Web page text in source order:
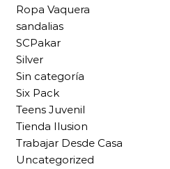
Ropa Vaquera
sandalias
SCPakar
Silver
Sin categoría
Six Pack
Teens Juvenil
Tienda Ilusion
Trabajar Desde Casa
Uncategorized